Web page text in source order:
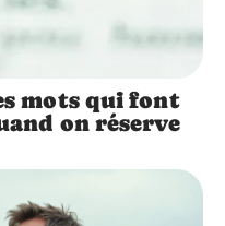
mots qui font
on réserve